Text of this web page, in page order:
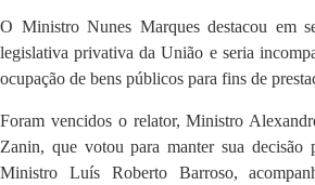
O Ministro Nunes Marques destacou em
legislativa privativa da União e seria
ocupação de bens públicos para fins de
Foram vencidos o relator, Ministro
Zanin, que votou para manter sua
Ministro Luís Roberto Barroso,